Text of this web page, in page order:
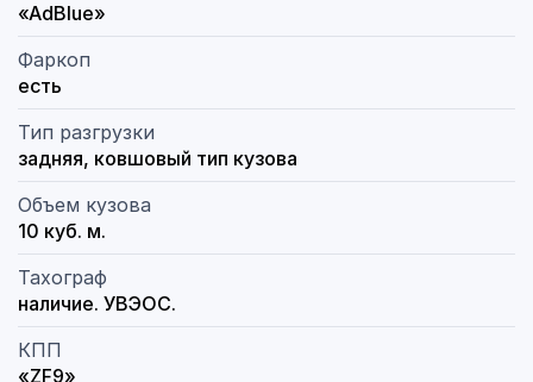
«AdBlue»
Фаркоп
есть
Тип разгрузки
задняя, ковшовый тип кузова
Объем кузова
10 куб. м.
Тахограф
наличие. УВЭОС.
КПП
«ZF9»